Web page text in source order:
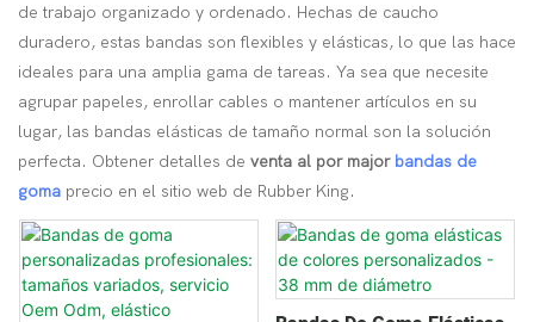
de trabajo organizado y ordenado. Hechas de caucho
duradero, estas bandas son flexibles y elásticas, lo que las hace
ideales para una amplia gama de tareas. Ya sea que necesite
agrupar papeles, enrollar cables o mantener artículos en su
lugar, las bandas elásticas de tamaño normal son la solución
perfecta. Obtener detalles de venta al por major bandas de
goma precio en el sitio web de Rubber King.